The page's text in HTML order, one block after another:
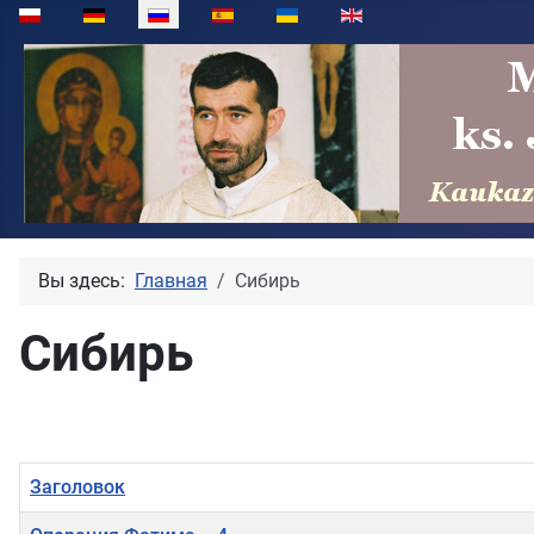
Выберите язык
Вы здесь: Главная Сибирь
Сибирь
Заголовок